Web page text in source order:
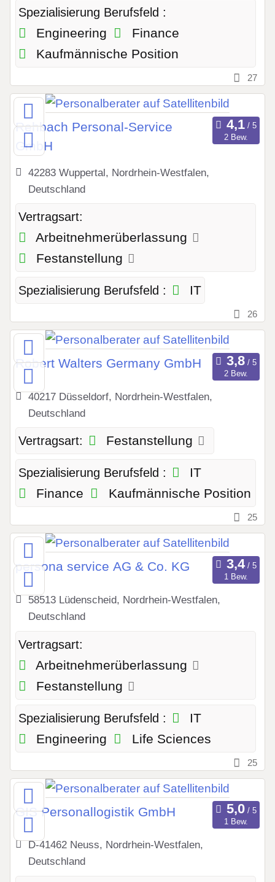
Spezialisierung Berufsfeld :
Engineering
Finance
Kaufmännische Position
27
Rehbach Personal-Service
GmbH
2 Bew.
42283 Wuppertal, Nordrhein-Westfalen,
Deutschland
Vertragsart:
Arbeitnehmerüberlassung
Festanstellung
Spezialisierung Berufsfeld : IT
26
Robert Walters Germany GmbH
2 Bew.
40217 Düsseldorf, Nordrhein-Westfalen,
Deutschland
Vertragsart: Festanstellung
Spezialisierung Berufsfeld :
IT
Finance
Kaufmännische Position
25
persona service AG & Co. KG
1 Bew.
58513 Lüdenscheid, Nordrhein-Westfalen,
Deutschland
Vertragsart:
Arbeitnehmerüberlassung
Festanstellung
Spezialisierung Berufsfeld :
IT
Engineering
Life Sciences
25
GIS Personallogistik GmbH
1 Bew.
D-41462 Neuss, Nordrhein-Westfalen,
Deutschland